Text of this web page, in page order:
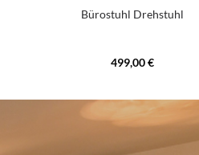
Bürostuhl Drehstuhl
499,00 €